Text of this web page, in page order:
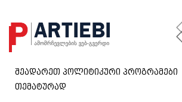
შეადარეთ პოლიტიკური პროგრამები
თემატურად